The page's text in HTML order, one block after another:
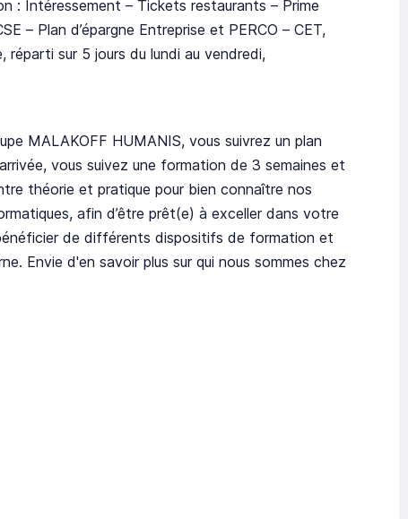
: Intéressement – Tickets restaurants – Prime
– Plan d’épargne Entreprise et PERCO – CET,
réparti sur 5 jours du lundi au vendredi,
MALAKOFF HUMANIS, vous suivrez un plan
vous suivez une formation de 3 semaines et
théorie et pratique pour bien connaître nos
afin d’être prêt(e) à exceller dans votre
de différents dispositifs de formation et
Envie d'en savoir plus sur qui nous sommes chez